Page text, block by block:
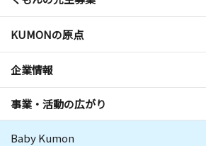
KUMONの原点
企業情報
事業・活動の広がり
Baby Kumon